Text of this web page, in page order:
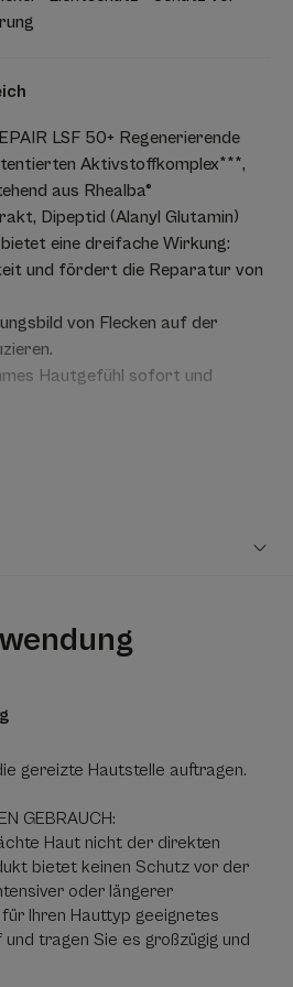
LSF 50+ Regenerierende
Aktivstoffkomplex***,
aus Rhealba®
Dipeptid (Alanyl Glutamin)
eine dreifache Wirkung:
und fördert die Reparatur von
von Flecken auf der
Hautgefühl sofort und
Innovation* und schützt vor den
FLECKEN: ideal für
oder oberflächliche
den täglichen UV-Strahlen
sehr hohen Lichtschutzfaktor
gereizte Hautstelle auftragen.
GEBRAUCH:
Haut nicht der direkten
bietet keinen Schutz vor der
oder längerer
Ihren Hauttyp geeignetes
tragen Sie es großzügig und